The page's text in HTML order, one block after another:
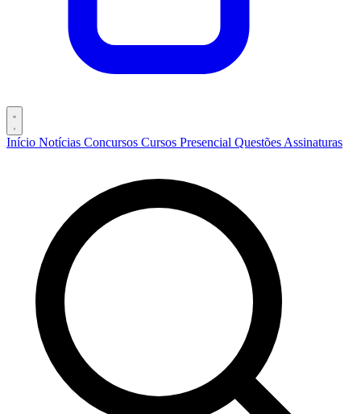
Início Notícias Concursos Cursos Presencial Questões Assinaturas